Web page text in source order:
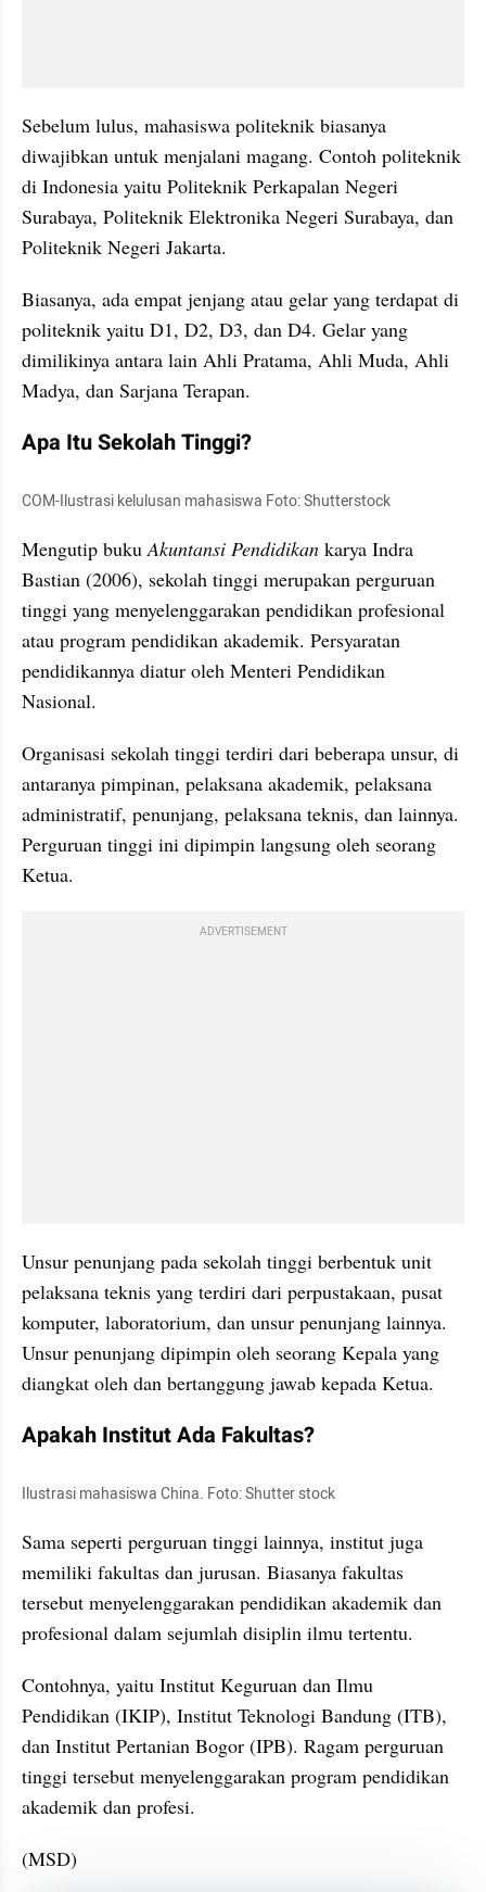
Sebelum lulus, mahasiswa politeknik biasanya
diwajibkan untuk menjalani magang. Contoh politeknik
di Indonesia yaitu Politeknik Perkapalan Negeri
Surabaya, Politeknik Elektronika Negeri Surabaya, dan
Politeknik Negeri Jakarta.
Biasanya, ada empat jenjang atau gelar yang terdapat di
politeknik yaitu D1, D2, D3, dan D4. Gelar yang
dimilikinya antara lain Ahli Pratama, Ahli Muda, Ahli
Madya, dan Sarjana Terapan.
Apa Itu Sekolah Tinggi?
COM-Ilustrasi kelulusan mahasiswa Foto: Shutterstock
Mengutip buku Akuntansi Pendidikan karya Indra
Bastian (2006), sekolah tinggi merupakan perguruan
tinggi yang menyelenggarakan pendidikan profesional
atau program pendidikan akademik. Persyaratan
pendidikannya diatur oleh Menteri Pendidikan
Nasional.
Organisasi sekolah tinggi terdiri dari beberapa unsur, di
antaranya pimpinan, pelaksana akademik, pelaksana
administratif, penunjang, pelaksana teknis, dan lainnya.
Perguruan tinggi ini dipimpin langsung oleh seorang
Ketua.
ADVERTISEMENT
Unsur penunjang pada sekolah tinggi berbentuk unit
pelaksana teknis yang terdiri dari perpustakaan, pusat
komputer, laboratorium, dan unsur penunjang lainnya.
Unsur penunjang dipimpin oleh seorang Kepala yang
diangkat oleh dan bertanggung jawab kepada Ketua.
Apakah Institut Ada Fakultas?
Ilustrasi mahasiswa China. Foto: Shutter stock
Sama seperti perguruan tinggi lainnya, institut juga
memiliki fakultas dan jurusan. Biasanya fakultas
tersebut menyelenggarakan pendidikan akademik dan
profesional dalam sejumlah disiplin ilmu tertentu.
Contohnya, yaitu Institut Keguruan dan Ilmu
Pendidikan (IKIP), Institut Teknologi Bandung (ITB),
dan Institut Pertanian Bogor (IPB). Ragam perguruan
tinggi tersebut menyelenggarakan program pendidikan
akademik dan profesi.
(MSD)